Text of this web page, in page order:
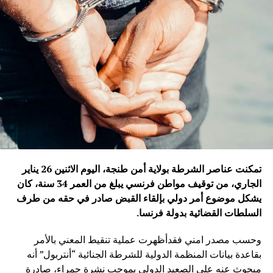
تمكنت عناصر الشرطة بولاية أمن طنجة، اليوم الاثنين 26 يناير
الجاري، من توقيف مواطن فرنسي يبلغ من العمر 34 سنة، كان
يشكل موضوع أمر دولي بإلقاء القبض صادر في حقه من طرف
السلطات القضائية بدولة فرنسا.
وحسب مصدر امني فقدأظهرت عملية تنقيط المعني بالأمر
بقاعدة بيانات المنظمة الدولية للشرطة الجنائية “أنتربول” أنه
مبحوث عنه على الصعيد الدولي بموجب نشرة حمراء، صادرة